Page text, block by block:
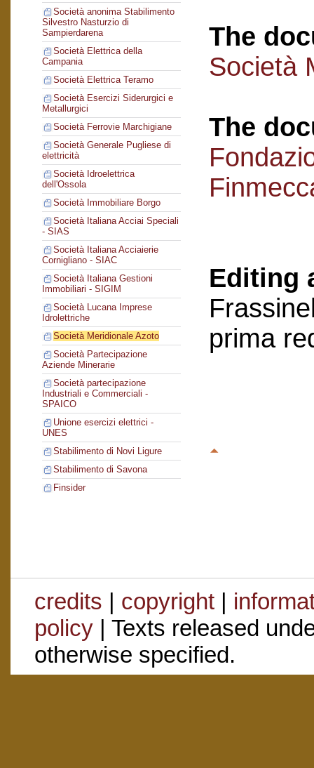
Società anonima Stabilimento
Silvestro Nasturzio di
Sampierdarena
Società Elettrica della
Campania
Società Elettrica Teramo
Società Esercizi Siderurgici e
Metallurgici
Società Ferrovie Marchigiane
Società Generale Pugliese di
elettricità
Società Idroelettrica
dell'Ossola
Società Immobiliare Borgo
Società Italiana Acciai Speciali
- SIAS
Società Italiana Acciaierie
Cornigliano - SIAC
Società Italiana Gestioni
Immobiliari - SIGIM
Società Lucana Imprese
Idrolettriche
Società Meridionale Azoto
Società Partecipazione
Aziende Minerarie
Società partecipazione
Industriali e Commerciali -
SPAICO
Unione esercizi elettrici -
UNES
Stabilimento di Novi Ligure
Stabilimento di Savona
Finsider
The
Società
The
Editing
prima
credits | copyright|
policy| Texts released
otherwise specified.